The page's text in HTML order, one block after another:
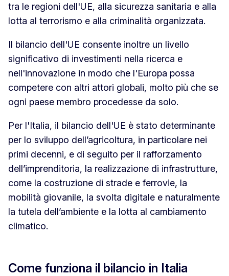
tra le regioni dell'UE, alla sicurezza sanitaria e alla
lotta al terrorismo e alla criminalità organizzata.
Il bilancio dell'UE consente inoltre un livello
significativo di investimenti nella ricerca e
nell'innovazione in modo che l'Europa possa
competere con altri attori globali, molto più che se
ogni paese membro procedesse da solo.
Per l'Italia, il bilancio dell'UE è stato determinante
per lo sviluppo dell’agricoltura, in particolare nei
primi decenni, e di seguito per il rafforzamento
dell’imprenditoria, la realizzazione di infrastrutture,
come la costruzione di strade e ferrovie, la
mobilità giovanile, la svolta digitale e naturalmente
la tutela dell’ambiente e la lotta al cambiamento
climatico.
Come funziona il bilancio in Italia